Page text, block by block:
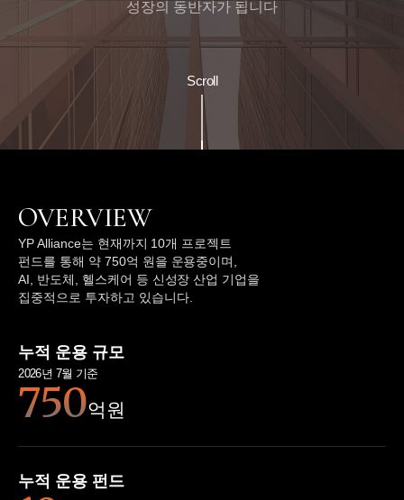
성장의 동반자가 됩니다
Scroll
OVERVIEW
YP Alliance는 현재까지 10개 프로젝트
펀드를 통해 약 750억 원을 운용중이며,
AI, 반도체, 헬스케어 등 신성장 산업 기업을
집중적으로 투자하고 있습니다.
누적 운용 규모
2026년 7월 기준
750억원
누적 운용 펀드